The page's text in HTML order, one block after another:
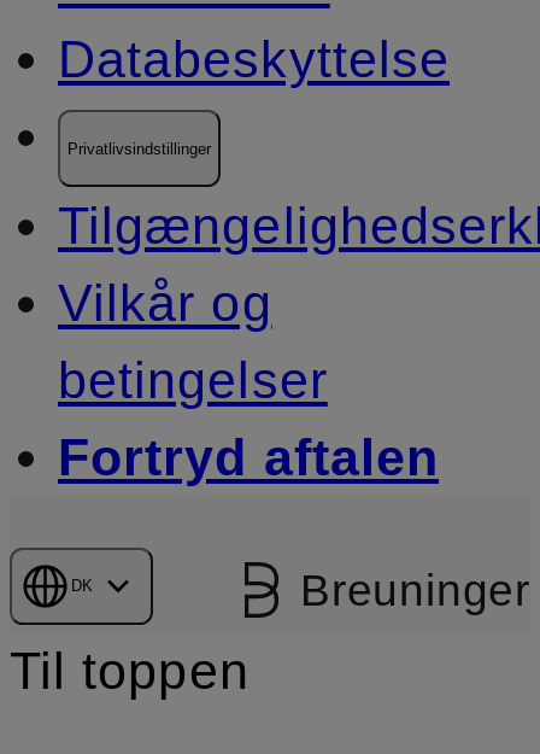
Databeskyttelse
Privatlivsindstillinger
Vilkår og
betingelser
Fortryd aftalen
DK Breuninger
Til toppen